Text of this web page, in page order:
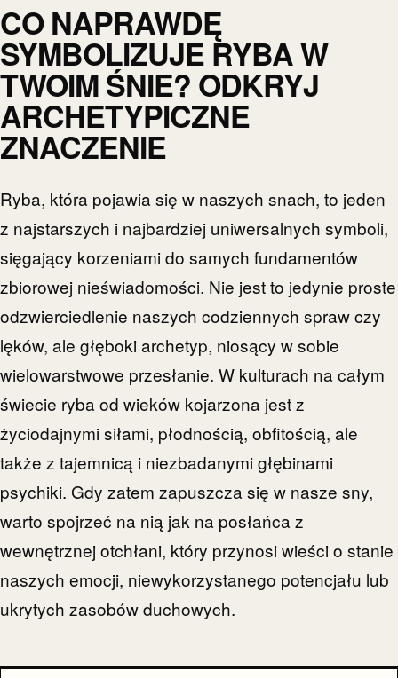
CO NAPRAWDĘ
SYMBOLIZUJE RYBA W
TWOIM ŚNIE? ODKRYJ
ARCHETYPICZNE
ZNACZENIE
Ryba, która pojawia się w naszych snach, to jeden
z najstarszych i najbardziej uniwersalnych symboli,
sięgający korzeniami do samych fundamentów
zbiorowej nieświadomości. Nie jest to jedynie proste
odzwierciedlenie naszych codziennych spraw czy
lęków, ale głęboki archetyp, niosący w sobie
wielowarstwowe przesłanie. W kulturach na całym
świecie ryba od wieków kojarzona jest z
życiodajnymi siłami, płodnością, obfitością, ale
także z tajemnicą i niezbadanymi głębinami
psychiki. Gdy zatem zapuszcza się w nasze sny,
warto spojrzeć na nią jak na posłańca z
wewnętrznej otchłani, który przynosi wieści o stanie
naszych emocji, niewykorzystanego potencjału lub
ukrytych zasobów duchowych.